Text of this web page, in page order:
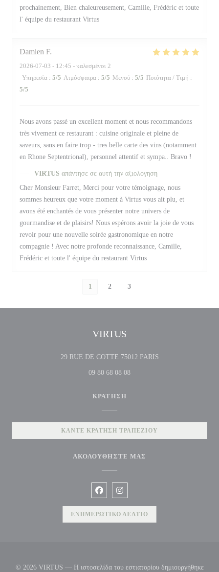
prochainement, Bien chaleureusement, Camille, Frédéric et toute
l' équipe du restaurant Virtus
Damien F
2026-07-03 - 12:45 - καλεσμένοι 2
Υπηρεσία : 5/5 Ατμόσφαιρα : 5/5 Μενού : 5/5 Ποιότητα / Τιμή :
5/5
Nous avons passé un excellent moment et nous recommandons
très vivement ce restaurant : cuisine originale et pleine de
saveurs, sans en faire trop - tres belle carte des vins (notamment
en Rhone Septentrional), personnel attentif et sympa.. Bravo !
VIRTUS απάντησε σε αυτή την αξιολόγηση
Cher Monsieur Farret, Merci pour votre témoignage, nous
sommes heureux que votre moment à Virtus vous ait plu, et
avons été enchantés de vous présenter notre univers de
gourmandise et de plaisirs! Nous espérons avoir la joie de vous
revoir pour une nouvelle soirée gastronomique en notre
compagnie ! Avec notre profonde reconnaissance, Camille,
Frédéric et toute l' équipe du restaurant Virtus
1 2 3
VIRTUS
29 RUE DE COTTE 75012 PARIS((ανοίγει σε νέο
09 80 68 08 08
ΚΡΆΤΗΣΗ
ΚΆΝΤΕ ΚΡΆΤΗΣΗ ΤΡΑΠΕΖΙΟΎ
ΑΚΟΛΟΥΘΉΣΤΕ ΜΑΣ
Facebook ((ανοίγει σε νέο παράθυρο))
Instagram ((ανοίγει σε νέο
ΕΝΗΜΕΡΩΤΙΚΌ ΔΕΛΤΊΟ
© 2026 VIRTUS — Η ιστοσελίδα του εστιατορίου δημιουργήθηκε